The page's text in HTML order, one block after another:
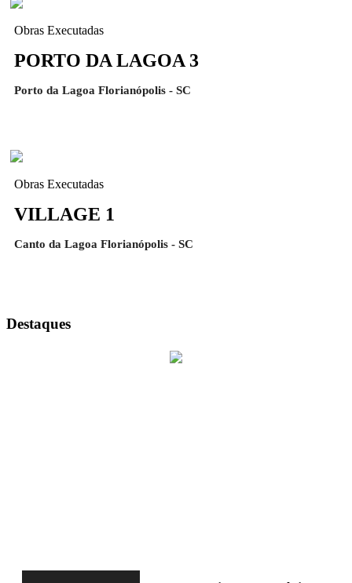
Obras Executadas
PORTO DA LAGOA 3
Porto da Lagoa Florianópolis - SC
Obras Executadas
VILLAGE 1
Canto da Lagoa Florianópolis - SC
Destaques